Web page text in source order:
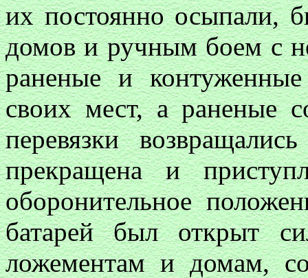
их постоянно осыпали,
домов и ручным боем с
раненые и
своих мест, а раненые
перевязки
прекращена и
оборонительное
батарей был открыт
ложементам и домам,